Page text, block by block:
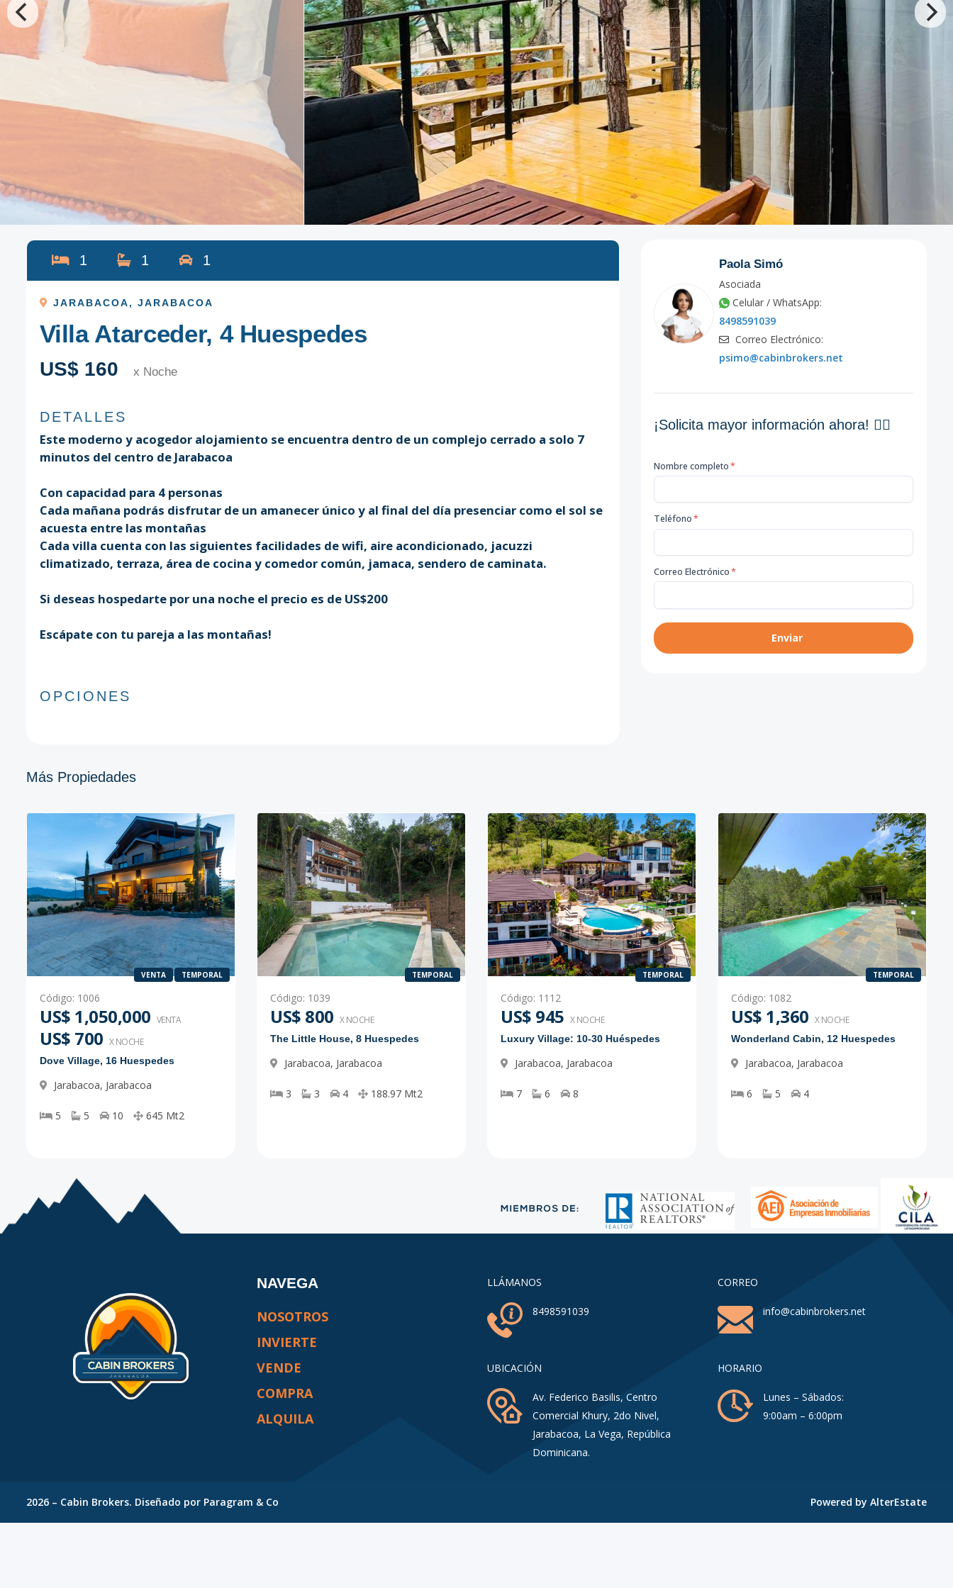
1 1 1
JARABACOA, JARABACOA
Villa Atarceder, 4 Huespedes
US$ 160 x Noche
DETALLES
Este moderno y acogedor alojamiento se encuentra dentro de un complejo cerrado a solo 7
minutos del centro de Jarabacoa
Con capacidad para 4 personas
Cada mañana podrás disfrutar de un amanecer único y al final del día presenciar como el sol se
acuesta entre las montañas
Cada villa cuenta con las siguientes facilidades de wifi, aire acondicionado, jacuzzi
climatizado, terraza, área de cocina y comedor común, jamaca, sendero de caminata.
Si deseas hospedarte por una noche el precio es de US$200
Escápate con tu pareja a las montañas!
OPCIONES
Paola Simó
Asociada
Celular / WhatsApp:
8498591039
Correo Electrónico:
psimo@cabinbrokers.net
¡Solicita mayor información ahora! 👇🏽
Nombre completo*
Teléfono*
Correo Electrónico*
Enviar
Más Propiedades
VENTA TEMPORAL
Código: 1006
US$ 1,050,000 VENTA
US$ 700 X NOCHE
Dove Village, 16 Huespedes
Jarabacoa, Jarabacoa
5 5 10 645 Mt2
TEMPORAL
Código: 1039
US$ 800 X NOCHE
The Little House, 8 Huespedes
Jarabacoa, Jarabacoa
3 3 4 188.97 Mt2
TEMPORAL
Código: 1112
US$ 945 X NOCHE
Luxury Village: 10-30 Huéspedes
Jarabacoa, Jarabacoa
7 6 8
TEMPORAL
Código: 1082
US$ 1,360 X NOCHE
Wonderland Cabin, 12 Huespedes
Jarabacoa, Jarabacoa
6 5 4
NAVEGA
NOSOTROS
INVIERTE
VENDE
COMPRA
ALQUILA
LLÁMANOS
8498591039
UBICACIÓN
Av. Federico Basilis, Centro
Comercial Khury, 2do Nivel,
Jarabacoa, La Vega, República
Dominicana.
CORREO
info@cabinbrokers.net
HORARIO
Lunes – Sábados:
9:00am – 6:00pm
2026 – Cabin Brokers. Diseñado por Paragram & Co Powered by AlterEstate